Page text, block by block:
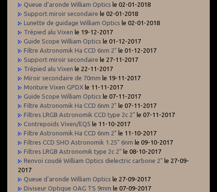
Queue d'aronde William Optics le 02-01-2018
Support miroir secondaire le 02-01-2018
Lunette de guidage William Optics le 02-01-2018
Trépied alu Vixen le 19-12-2017
Guide Scope William Optics le 01-12-2017
Filtre Astronomik Ha CCD 6nm 2" le 01-12-2017
Support miroir secondaire le 27-11-2017
Trépied alu Vixen le 22-11-2017
Miroir secondaire de 70mm le 19-11-2017
Monture Vixen GPDX le 11-11-2017
Guide Scope William Optics le 07-11-2017
Filtre Astronomik Ha CCD 6nm 2" le 07-11-2017
Filtres LRGB Astronomik CCD type 2c 2" le 07-11-2017
Contrepoids Vixen/EQ5 le 11-10-2017
Filtre Astronomik Ha CCD 6nm 2" le 11-10-2017
Filtres CCD SHO Astronomik 1.25" 6nm le 09-10-2017
Filtres LRGB Astronomik type 2c 2" le 08-10-2017
Renvoi coudé William Optics dielectric carbone 2" le 27-09-
2017
Queue d'aronde William Optics le 27-09-2017
Diviseur Optique OAG TS 9mm le 07-09-2017